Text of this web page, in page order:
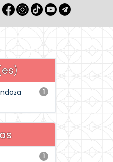
1
1